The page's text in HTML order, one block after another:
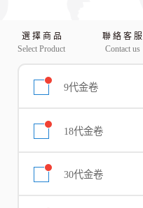
選 擇 商 品
Select Product
聯 絡 客 服
Contact us
9代金卷
18代金卷
30代金卷